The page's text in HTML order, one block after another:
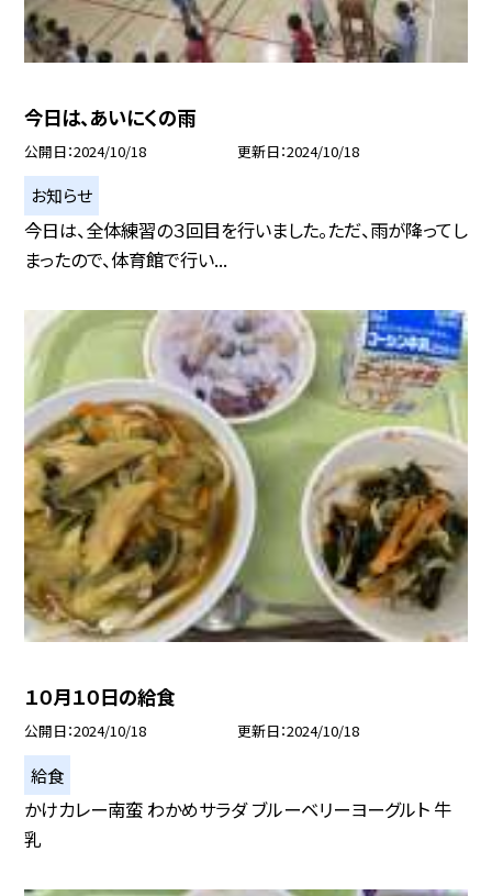
今日は、あいにくの雨
公開日 2024/10/18 更新日 2024/10/18
お知らせ
今日は、全体練習の３回目を行いました。ただ、雨が降ってし
まったので、体育館で行い...
１０月１０日の給食
公開日 2024/10/18 更新日 2024/10/18
給食
かけカレー南蛮 わかめサラダ ブルーベリーヨーグルト 牛
乳